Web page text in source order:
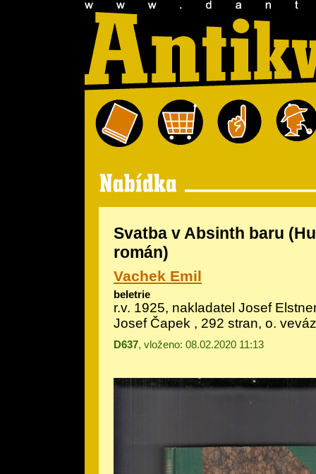
Svatba v Absinth baru
román)
Vachek Emil
beletrie
r.v. 1925, nakladatel Josef
Josef Čapek , 292 stran, o.
D637, vloženo: 08.02.2020 11:13